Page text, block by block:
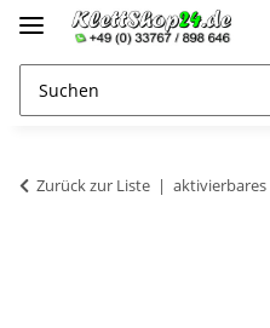
Zurück zur Liste